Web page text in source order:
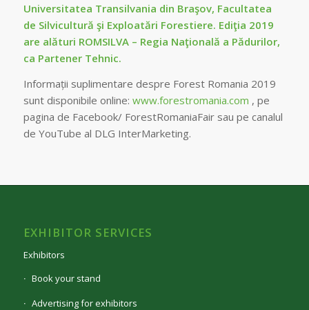
Universitatea Transilvania din Braşov, Facultatea
de Silvicultură şi Exploatări Forestiere. Ediţia 2019
are alături ROMSILVA – Regia Naţională a Pădurilor,
ca Partener Tehnic.
Informații suplimentare despre Forest Romania 2019
sunt disponibile online: www.forestromania.com , pe
pagina de Facebook/ ForestRomaniaFair sau pe canalul
de YouTube al DLG InterMarketing.
EXHIBITOR SERVICES
Exhibitors
Book your stand
Advertising for exhibitors